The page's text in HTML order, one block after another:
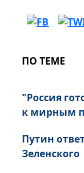
ПО ТЕМЕ
"Россия
к мирным
Путин
Зеленского